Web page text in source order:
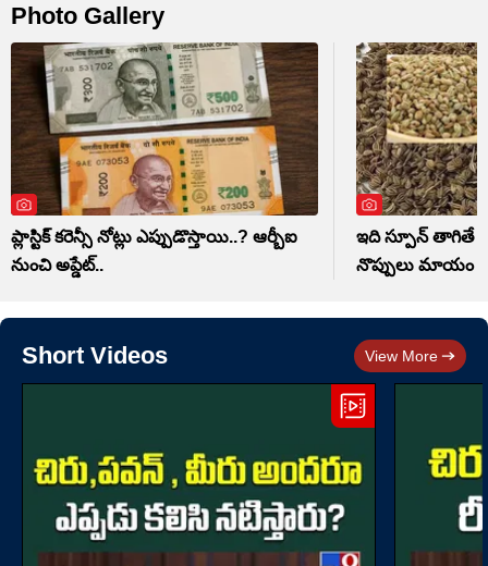
Photo Gallery
ప్లాస్టిక్ కరెన్సీ నోట్లు ఎప్పుడొస్తాయి..? ఆర్బీఐ
నుంచి అప్డేట్..
ఇది స్పూన్ తాగితే
నొప్పులు మాయం
Short Videos View More